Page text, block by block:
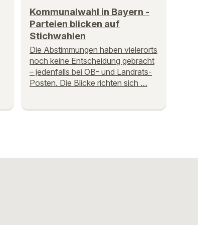
Kommunalwahl in Bayern -
Parteien blicken auf
Stichwahlen
Die Abstimmungen haben vielerorts
noch keine Entscheidung gebracht
– jedenfalls bei OB- und Landrats-
Posten. Die Blicke richten sich …